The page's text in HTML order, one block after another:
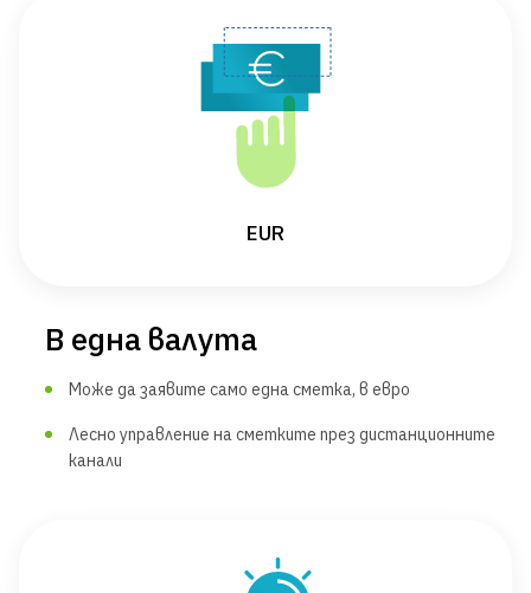
EUR
В една валута
Може да заявите само една сметка, в евро
Лесно управление на сметките през дистанционните
канали